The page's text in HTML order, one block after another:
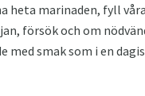
heta marinaden, fyll
försök och om
med smak som i en